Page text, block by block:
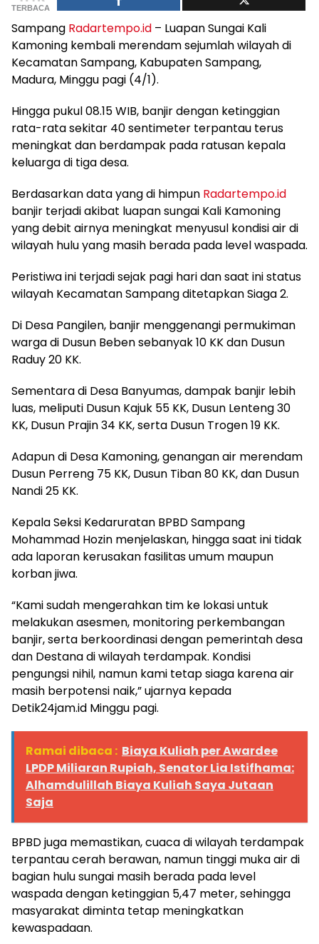
TERBACA
Sampang Radartempo.id – Luapan Sungai Kali
Kamoning kembali merendam sejumlah wilayah di
Kecamatan Sampang, Kabupaten Sampang,
Madura, Minggu pagi (4/1).
Hingga pukul 08.15 WIB, banjir dengan ketinggian
rata-rata sekitar 40 sentimeter terpantau terus
meningkat dan berdampak pada ratusan kepala
keluarga di tiga desa.
Berdasarkan data yang di himpun Radartempo.id
banjir terjadi akibat luapan sungai Kali Kamoning
yang debit airnya meningkat menyusul kondisi air di
wilayah hulu yang masih berada pada level waspada.
Peristiwa ini terjadi sejak pagi hari dan saat ini status
wilayah Kecamatan Sampang ditetapkan Siaga 2.
Di Desa Pangilen, banjir menggenangi permukiman
warga di Dusun Beben sebanyak 10 KK dan Dusun
Raduy 20 KK.
Sementara di Desa Banyumas, dampak banjir lebih
luas, meliputi Dusun Kajuk 55 KK, Dusun Lenteng 30
KK, Dusun Prajin 34 KK, serta Dusun Trogen 19 KK.
Adapun di Desa Kamoning, genangan air merendam
Dusun Perreng 75 KK, Dusun Tiban 80 KK, dan Dusun
Nandi 25 KK.
Kepala Seksi Kedaruratan BPBD Sampang
Mohammad Hozin menjelaskan, hingga saat ini tidak
ada laporan kerusakan fasilitas umum maupun
korban jiwa.
“Kami sudah mengerahkan tim ke lokasi untuk
melakukan asesmen, monitoring perkembangan
banjir, serta berkoordinasi dengan pemerintah desa
dan Destana di wilayah terdampak. Kondisi
pengungsi nihil, namun kami tetap siaga karena air
masih berpotensi naik,” ujarnya kepada
Detik24jam.id Minggu pagi.
Ramai dibaca : Biaya Kuliah per Awardee
LPDP Miliaran Rupiah, Senator Lia Istifhama:
Alhamdulillah Biaya Kuliah Saya Jutaan
Saja
BPBD juga memastikan, cuaca di wilayah terdampak
terpantau cerah berawan, namun tinggi muka air di
bagian hulu sungai masih berada pada level
waspada dengan ketinggian 5,47 meter, sehingga
masyarakat diminta tetap meningkatkan
kewaspadaan.